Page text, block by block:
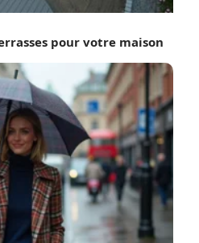
pour votre maison